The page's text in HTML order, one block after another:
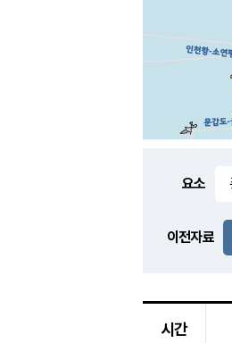
-
요소
이전자료
시간